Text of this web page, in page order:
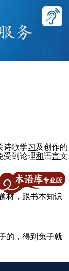
诗歌学习 及创作的
受到论理和语言文
材，跟书本知识
的，得到兔子就